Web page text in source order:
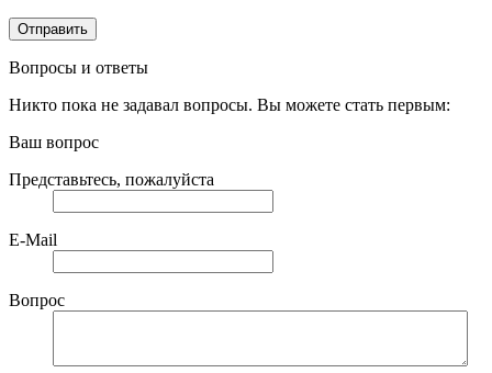
Вопросы и ответы
Никто пока не задавал вопросы. Вы можете стать первым:
Ваш вопрос
Представьтесь, пожалуйста
E-Mail
Вопрос